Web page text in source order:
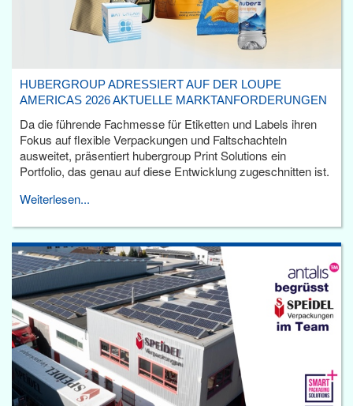
HUBERGROUP ADRESSIERT AUF DER LOUPE
AMERICAS 2026 AKTUELLE MARKTANFORDERUNGEN
Da die führende Fachmesse für Etiketten und Labels ihren
Fokus auf flexible Verpackungen und Faltschachteln
ausweitet, präsentiert hubergroup Print Solutions ein
Portfolio, das genau auf diese Entwicklung zugeschnitten ist.
Weiterlesen...